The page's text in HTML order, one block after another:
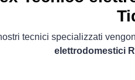
nostri tecnici specializzati
elettrodomestici